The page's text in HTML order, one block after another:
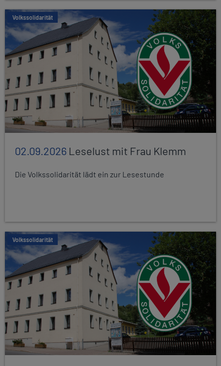
Volkssolidarität
02.09.2026 Leselust mit Frau Klemm
Die Volkssolidarität lädt ein zur Lesestunde
Volkssolidarität